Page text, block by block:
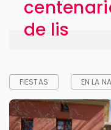
de lis
FIESTAS EN LA